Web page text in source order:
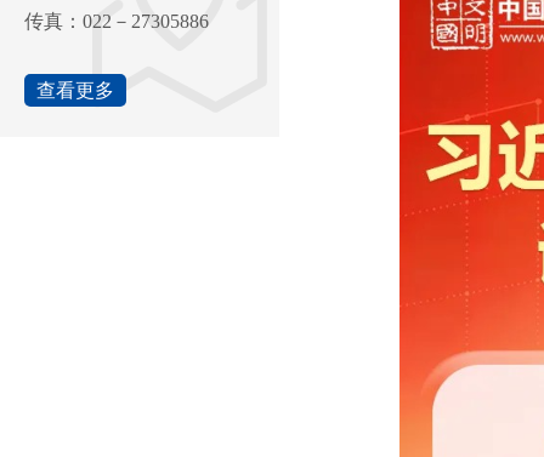
传真：022－27305886
查看更多